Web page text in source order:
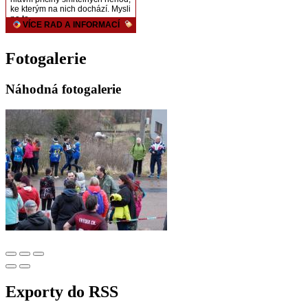
Fotogalerie
Náhodná fotogalerie
Exporty do RSS